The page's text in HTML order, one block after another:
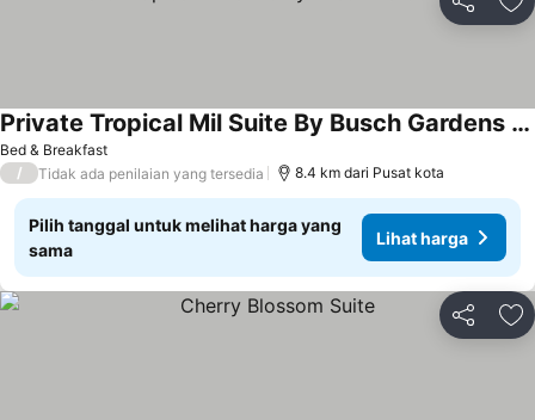
Bagikan
Bed & Breakfast
Private Tropical Mil Suite By Busch Gardens & Usf
/ Tidak ada penilaian yang tersedia 8.4 km dari Pusat kota
Pilih tanggal untuk melihat harga yang
sama
Lihat harga
Bagikan